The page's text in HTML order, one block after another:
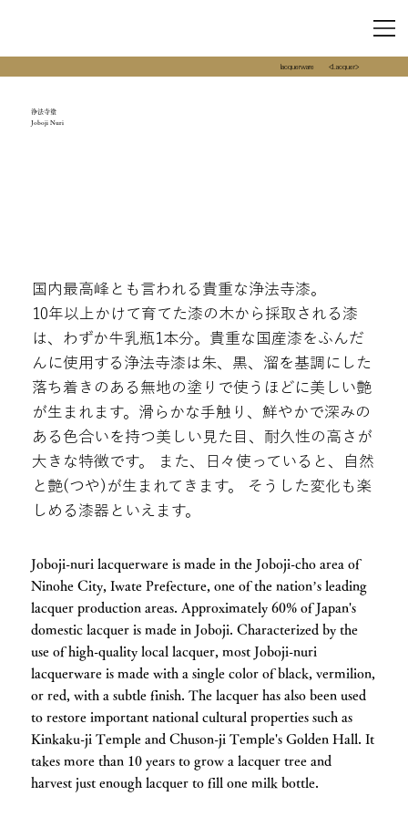
lacquerware <Lacquer>
浄法寺塗
Joboji Nuri
国内最高峰とも言われる貴重な浄法寺漆。
10年以上かけて育てた漆の木から採取される漆
は、わずか牛乳瓶1本分。貴重な国産漆をふんだ
んに使用する浄法寺漆は朱、黒、溜を基調にした
落ち着きのある無地の塗りで使うほどに美しい艶
が生まれます。滑らかな手触り、鮮やかで深みの
ある色合いを持つ美しい見た目、耐久性の高さが
大きな特徴です。 また、日々使っていると、自然
と艶(つや)が生まれてきます。 そうした変化も楽
しめる漆器といえます。
Joboji-nuri lacquerware is made in the Joboji-cho area of ​​
Ninohe City, Iwate Prefecture, one of the nation’s leading
lacquer production areas. Approximately 60% of Japan's
domestic lacquer is made in Joboji. Characterized by the
use of high-quality local lacquer, most Joboji-nuri
lacquerware is made with a single color of black, vermilion,
or red, with a subtle finish. The lacquer has also been used
to restore important national cultural properties such as
Kinkaku-ji Temple and Chuson-ji Temple's Golden Hall. It
takes more than 10 years to grow a lacquer tree and
harvest just enough lacquer to fill one milk bottle.